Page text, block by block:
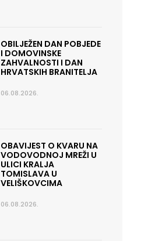
OBILJEŽEN DAN POBJEDE
I DOMOVINSKE
ZAHVALNOSTI I DAN
HRVATSKIH BRANITELJA
06.08.2026.
OBAVIJEST O KVARU NA
VODOVODNOJ MREŽI U
ULICI KRALJA
TOMISLAVA U
VELIŠKOVCIMA
06.08.2026.